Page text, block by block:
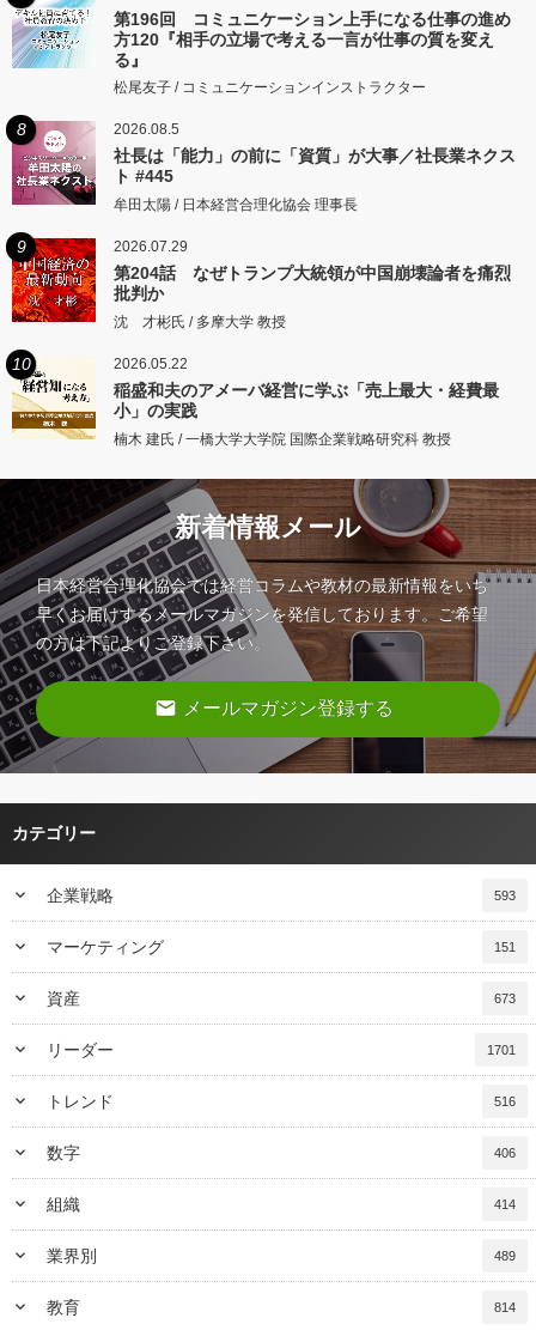
第196回 コミュニケーション上手になる仕事の進め
方120『相手の立場で考える一言が仕事の質を変え
る』
松尾友子 / コミュニケーションインストラクター
8 2026.08.5
社長は「能力」の前に「資質」が大事／社長業ネクス
ト #445
牟田太陽 / 日本経営合理化協会 理事長
9 2026.07.29
第204話 なぜトランプ大統領が中国崩壊論者を痛烈
批判か
沈 才彬氏 / 多摩大学 教授
10 2026.05.22
稲盛和夫のアメーバ経営に学ぶ「売上最大・経費最
小」の実践
楠木 建氏 / 一橋大学大学院 国際企業戦略研究科 教授
新着情報メール
日本経営合理化協会では経営コラムや教材の最新情報をいち
早くお届けするメールマガジンを発信しております。ご希望
の方は下記よりご登録下さい。
email メールマガジン登録する
カテゴリー
keyboard_arrow_down 企業戦略 593
keyboard_arrow_down マーケティング 151
keyboard_arrow_down 資産 673
keyboard_arrow_down リーダー 1701
keyboard_arrow_down トレンド 516
keyboard_arrow_down 数字 406
keyboard_arrow_down 組織 414
keyboard_arrow_down 業界別 489
keyboard_arrow_down 教育 814